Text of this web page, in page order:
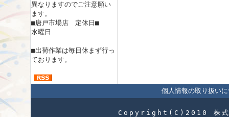
異なりますのでご注意願い
ます。
■唐戸市場店 定休日■
水曜日
■出荷作業は毎日休まず行っ
ております。
個人情報の取り扱い
Copyright(C)2010